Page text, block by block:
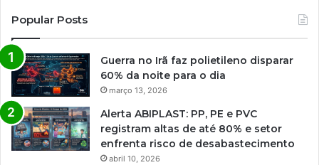
Popular Posts
Guerra no Irã faz polietileno disparar
60% da noite para o dia
março 13, 2026
Alerta ABIPLAST: PP, PE e PVC
registram altas de até 80% e setor
enfrenta risco de desabastecimento
abril 10, 2026